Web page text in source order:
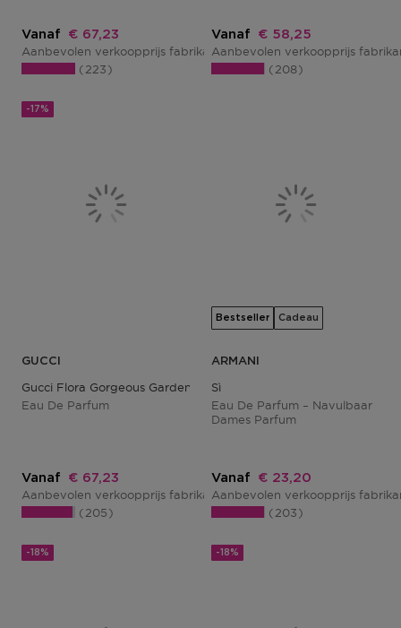
Vanaf Kortingsprijs
€ 67,23
Aanbevolen verkoopprijs fabrikant€ 81,00
223
Vanaf Kortingsprijs
€ 58,25
Aanbevolen verkoopprijs
208
-17%
GUCCI
Gucci Flora Gorgeous Gardenia
Eau De Parfum
Vanaf Kortingsprijs
€ 67,23
Aanbevolen verkoopprijs fabrikant€ 81,00
205
Bestseller Cadeau
ARMANI
Sì
Eau De Parfum – Navulbaar
Dames Parfum
Vanaf Kortingsprijs
€ 23,20
Aanbevolen verkoopprijs
203
-18% -18%